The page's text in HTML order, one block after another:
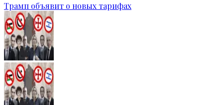
Трамп объявит о новых тарифах